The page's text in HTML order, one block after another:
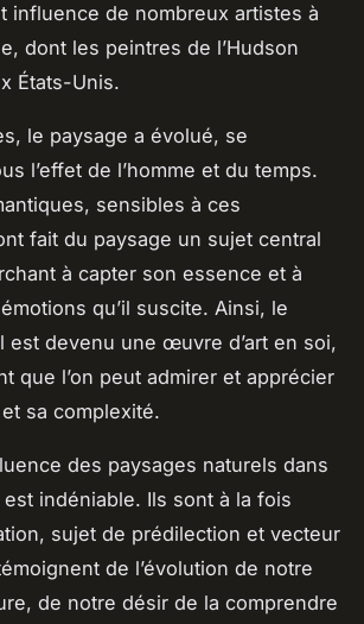
influence de nombreux artistes à
dont les peintres de l’Hudson
États-Unis.
le paysage a évolué, se
l’effet de l’homme et du temps.
sensibles à ces
fait du paysage un sujet central
à capter son essence et à
qu’il suscite. Ainsi, le
est devenu une œuvre d’art en soi,
que l’on peut admirer et apprécier
sa complexité.
des paysages naturels dans
est indéniable. Ils sont à la fois
sujet de prédilection et vecteur
de l’évolution de notre
de notre désir de la comprendre